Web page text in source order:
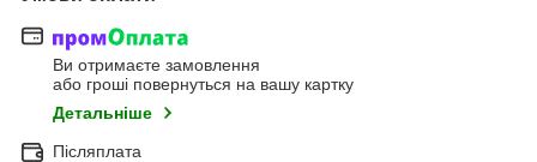
Ви отримаєте замовлення
або гроші повернуться на вашу картку
Детальніше
Післяплата